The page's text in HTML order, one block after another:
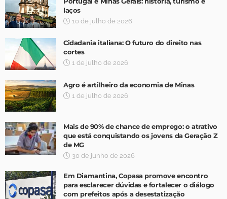
laços
10 de julho de 2026
Cidadania italiana: O futuro do direito nas
cortes
1 de julho de 2026
Agro é artilheiro da economia de Minas
1 de julho de 2026
Mais de 90% de chance de emprego: o atrativo
que está conquistando os jovens da Geração Z
de MG
30 de junho de 2026
Em Diamantina, Copasa promove encontro
para esclarecer dúvidas e fortalecer o diálogo
com prefeitos após a desestatização